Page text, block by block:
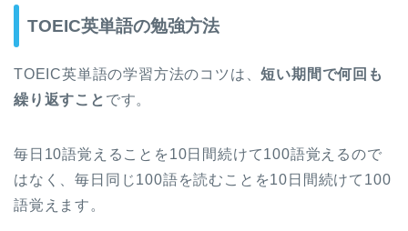
TOEIC英単語の勉強方法
TOEIC英単語の学習方法のコツは、短い期間で何回も
繰り返すこと です。
毎日10語覚えることを10日間続けて100語覚えるので
はなく、毎日同じ100語を読むことを10日間続けて100
語覚えます。